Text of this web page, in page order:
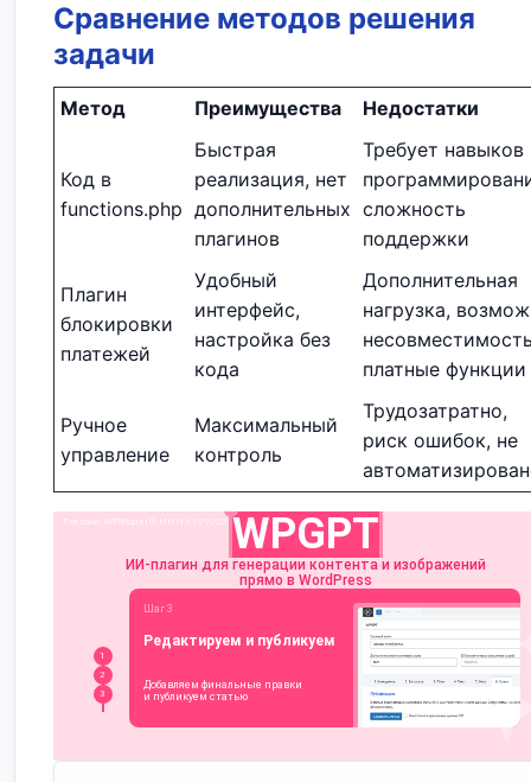
Сравнение методов решения
задачи
Метод Преимущества Недостатки
Код в
functions.php
Быстрая
реализация, нет
дополнительных
плагинов
Требует навыков
сложность
поддержки
Плагин
блокировки
платежей
Удобный
интерфейс,
настройка без
кода
Дополнительная
нагрузка,
платные функции
Ручное
управление
Максимальный
контроль
Трудозатратно,
риск ошибок, не